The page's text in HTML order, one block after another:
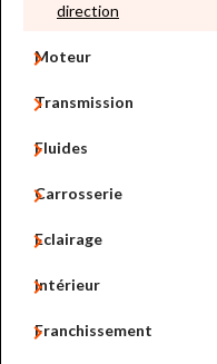
direction
Moteur

Transmission

Fluides

Carrosserie

Eclairage

Intérieur

Franchissement
